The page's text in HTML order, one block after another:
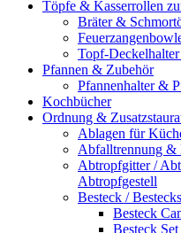
Töpfe & Kasserrollen
Bräter &
Topf-
Pfannen & Zubehör
Pfannenhalter &
Kochbücher
Ordnung &
Ablagen für
Abfalltrennung &
Abtropfgitter /
Abtropfgestell
Besteck /
Besteck
Besteck